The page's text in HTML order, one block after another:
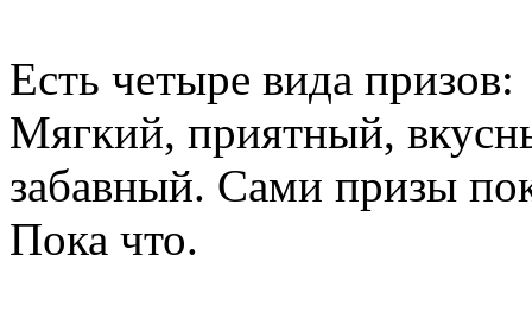
Есть четыре вида призов:
Мягкий, приятный,
забавный. Сами призы
Пока что.